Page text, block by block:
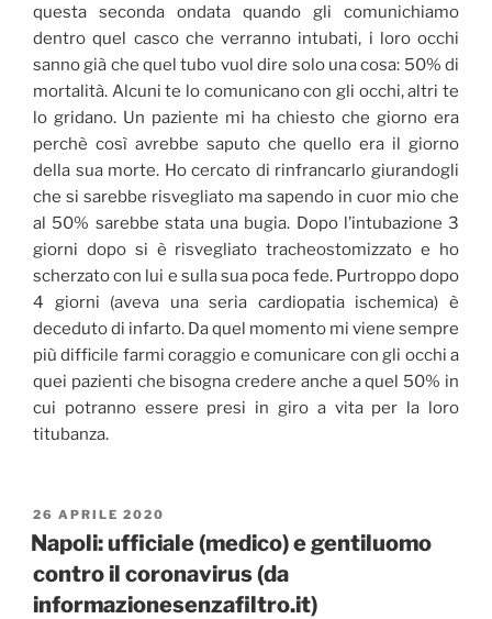
questa seconda ondata quando gli comunichiamo
dentro quel casco che verranno intubati, i loro occhi
sanno già che quel tubo vuol dire solo una cosa: 50% di
mortalità. Alcuni te lo comunicano con gli occhi, altri te
lo gridano. Un paziente mi ha chiesto che giorno era
perchè così avrebbe saputo che quello era il giorno
della sua morte. Ho cercato di rinfrancarlo giurandogli
che si sarebbe risvegliato ma sapendo in cuor mio che
al 50% sarebbe stata una bugia. Dopo l’intubazione 3
giorni dopo si è risvegliato tracheostomizzato e ho
scherzato con lui e sulla sua poca fede. Purtroppo dopo
4 giorni (aveva una seria cardiopatia ischemica) è
deceduto di infarto. Da quel momento mi viene sempre
più difficile farmi coraggio e comunicare con gli occhi a
quei pazienti che bisogna credere anche a quel 50% in
cui potranno essere presi in giro a vita per la loro
titubanza.
PUBBLICATO
IL
26 APRILE 2020
Napoli: ufficiale (medico) e gentiluomo
contro il coronavirus (da
informazionesenzafiltro.it)